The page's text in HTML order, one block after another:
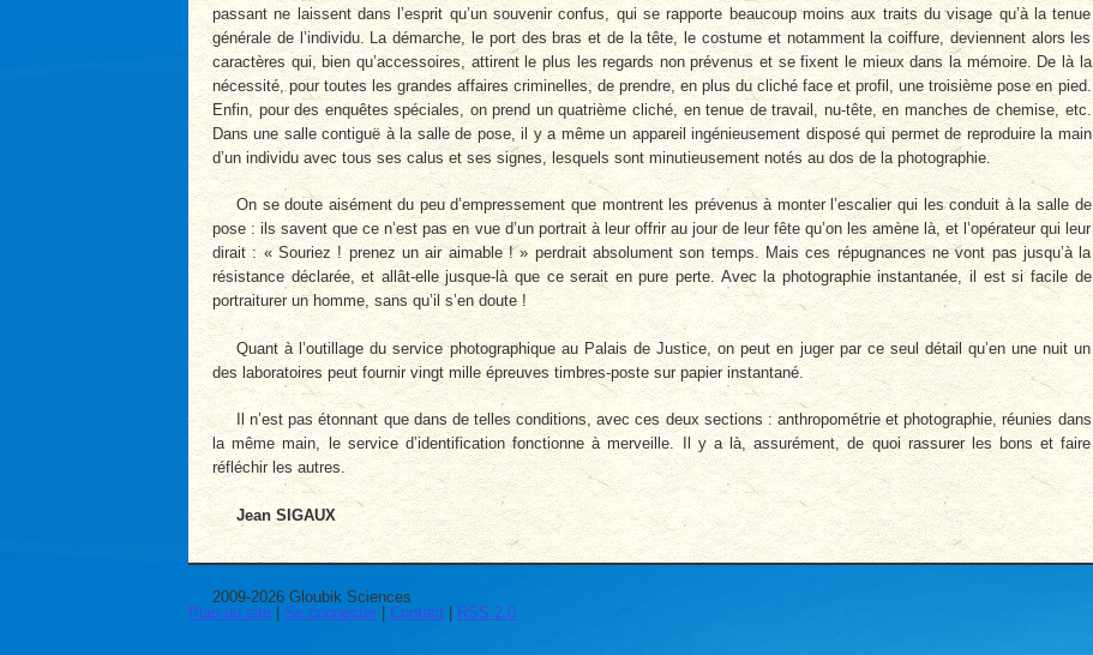
passant ne laissent dans l’esprit qu’un souvenir confus, qui se rapporte beaucoup moins aux traits du visage qu’à la tenue
générale de l’individu. La démarche, le port des bras et de la tête, le costume et notamment la coiffure, deviennent alors les
caractères qui, bien qu’accessoires, attirent le plus les regards non prévenus et se fixent le mieux dans la mémoire. De là la
nécessité, pour toutes les grandes affaires criminelles, de prendre, en plus du cliché face et profil, une troisième pose en pied.
Enfin, pour des enquêtes spéciales, on prend un quatrième cliché, en tenue de travail, nu-tête, en manches de chemise, etc.
Dans une salle contiguë à la salle de pose, il y a même un appareil ingénieusement disposé qui permet de reproduire la main
d’un individu avec tous ses calus et ses signes, lesquels sont minutieusement notés au dos de la photographie.
On se doute aisément du peu d’empressement que montrent les prévenus à monter l’escalier qui les conduit à la salle de
pose : ils savent que ce n’est pas en vue d’un portrait à leur offrir au jour de leur fête qu’on les amène là, et l’opérateur qui leur
dirait : « Souriez ! prenez un air aimable ! » perdrait absolument son temps. Mais ces répugnances ne vont pas jusqu’à la
résistance déclarée, et allât-elle jusque-là que ce serait en pure perte. Avec la photographie instantanée, il est si facile de
portraiturer un homme, sans qu’il s’en doute !
Quant à l’outillage du service photographique au Palais de Justice, on peut en juger par ce seul détail qu’en une nuit un
des laboratoires peut fournir vingt mille épreuves timbres-poste sur papier instantané.
Il n’est pas étonnant que dans de telles conditions, avec ces deux sections : anthropométrie et photographie, réunies dans
la même main, le service d’identification fonctionne à merveille. Il y a là, assurément, de quoi rassurer les bons et faire
réfléchir les autres.
Jean SIGAUX
2009-2026 Gloubik Sciences
Plan du site
Se connecter Contact RSS 2.0